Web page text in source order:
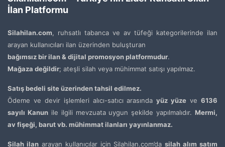
İlan Platformu
Silahilan.com, ruhsatlı tabanca ve av tüfeği kategorilerinde ilan
arayan kullanıcıları ilan üzerinden buluşturan
bağımsız bir ilan & dijital promosyon platformudur.
Mağaza değildir; ateşli silah veya mühimmat satışı yapılmaz.
Satış bedeli site üzerinden tahsil edilmez.
Ödeme ve devir işlemleri alıcı-satıcı arasındayüz yüze ve6136
sayılı Kanunile ilgili mevzuata uygun şekilde yapılmalıdır. Mermi,
av fişeği, barut vb. mühimmat ilanları yayınlanmaz.
Silah ilanarayan kullanıcılar için Silahilan.com’dasilah alım satım